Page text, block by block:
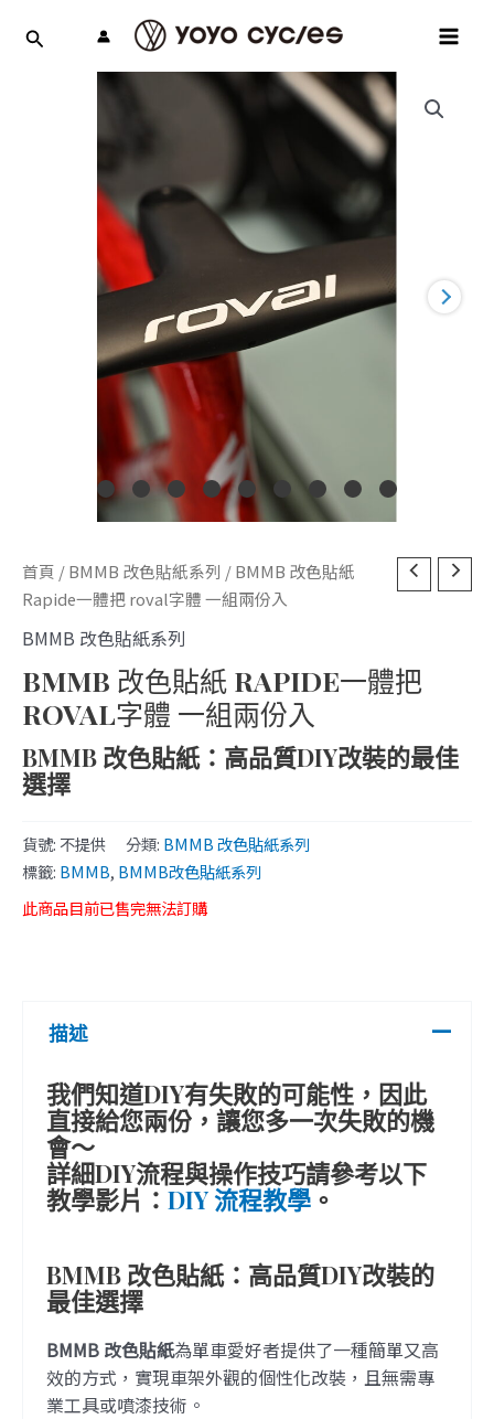
首頁 /BMMB 改色貼紙系列 / BMMB 改色貼紙
Rapide一體把 roval字體 一組兩份入
BMMB 改色貼紙系列
BMMB 改色貼紙 RAPIDE一體把
ROVAL字體 一組兩份入
BMMB 改色貼紙：高品質DIY改裝的最佳
選擇
貨號: 不提供 分類: BMMB 改色貼紙系列
標籤: BMMB, BMMB改色貼紙系列
此商品目前已售完無法訂購
描述
我們知道DIY有失敗的可能性，因此
直接給您兩份，讓您多一次失敗的機
會～
詳細DIY流程與操作技巧請參考以下
教學影片： DIY 流程教學。
BMMB 改色貼紙：高品質DIY改裝的
最佳選擇
BMMB 改色貼紙為單車愛好者提供了一種簡單又高
效的方式，實現車架外觀的個性化改裝，且無需專
業工具或噴漆技術。